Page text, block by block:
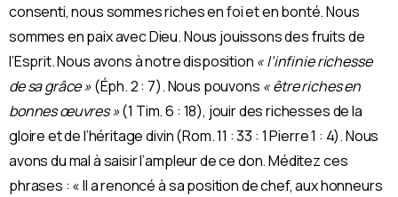
consenti, nous sommes riches en foi et en bonté. Nous
sommes en paix avec Dieu. Nous jouissons des fruits de
l’Esprit. Nous avons à notre disposition « l’infinie richesse
de sa grâce »(Éph. 2 : 7). Nous pouvons « être riches en
bonnes œuvres »(1 Tim. 6 : 18), jouir des richesses de la
gloire et de l’héritage divin (Rom. 11 : 33 : 1 Pierre 1 : 4). Nous
avons du mal à saisir l’ampleur de ce don. Méditez ces
phrases : « Il a renoncé à sa position de chef, aux honneurs